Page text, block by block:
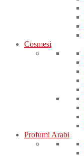
Cosmesi
Profumi Arabi